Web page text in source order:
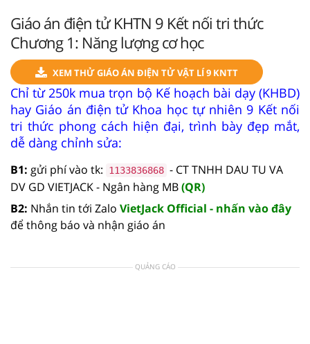
Giáo án điện tử KHTN 9 Kết nối tri thức
Chương 1: Năng lượng cơ học
XEM THỬ GIÁO ÁN ĐIỆN TỬ VẬT LÍ 9 KNTT
Chỉ từ 250k mua trọn bộ Kế hoạch bài dạy (KHBD)
hay Giáo án điện tử Khoa học tự nhiên 9 Kết nối
tri thức phong cách hiện đại, trình bày đẹp mắt,
dễ dàng chỉnh sửa:
B1: gửi phí vào tk: 1133836868 - CT TNHH DAU TU VA
DV GD VIETJACK - Ngân hàng MB(QR)
B2: Nhắn tin tới Zalo VietJack Official - nhấn vào đây
để thông báo và nhận giáo án
QUẢNG CÁO